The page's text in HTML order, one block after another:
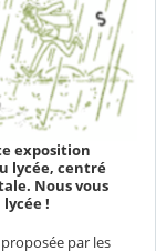
exposition
lycée, centré
Nous vous
!
par les